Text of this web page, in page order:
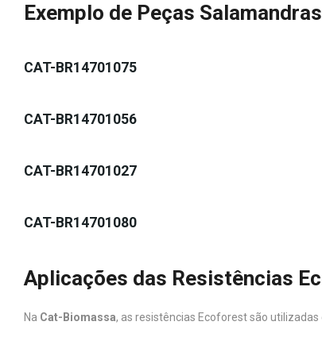
Exemplo de Peças Salamandras
CAT-BR14701075
CAT-BR14701056
CAT-BR14701027
CAT-BR14701080
Aplicações das Resistências
Na Cat-Biomassa, as resistências Ecoforest são